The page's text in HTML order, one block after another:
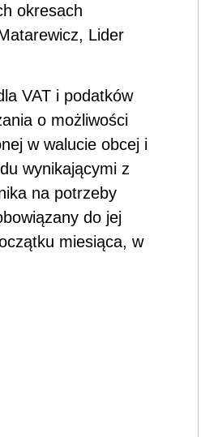
okresach
Lider
VAT i podatków
o możliwości
w walucie obcej i
wynikającymi z
na potrzeby
do jej
miesiąca, w